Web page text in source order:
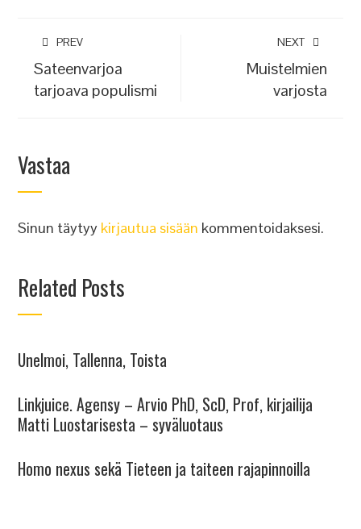
PREV
Sateenvarjoa
tarjoava populismi
NEXT
Muistelmien
varjosta
Vastaa
Sinun täytyy kirjautua sisään kommentoidaksesi.
Related Posts
Unelmoi, Tallenna, Toista
Linkjuice. Agensy – Arvio PhD, ScD, Prof, kirjailija
Matti Luostarisesta – syväluotaus
Homo nexus sekä Tieteen ja taiteen rajapinnoilla